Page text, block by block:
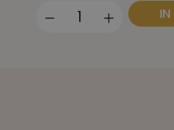
Produkt